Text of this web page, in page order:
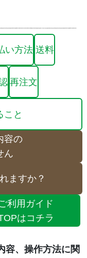
い方法 送料
再注文
こと
容の
ん
ますか？
利用ガイド
はコチラ
容、操作方法に関